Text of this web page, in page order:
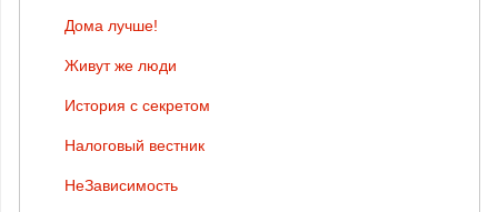
Дома лучше!
Живут же люди
История с секретом
Налоговый вестник
НеЗависимость